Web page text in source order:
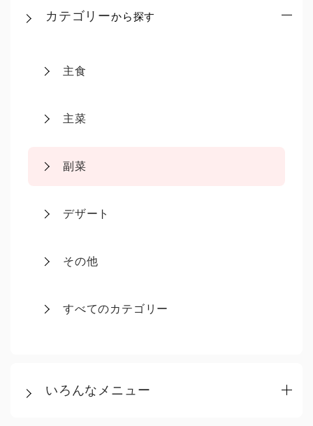
カテゴリーから探す
主食
主菜
副菜
デザート
その他
すべてのカテゴリー
いろんなメニュー